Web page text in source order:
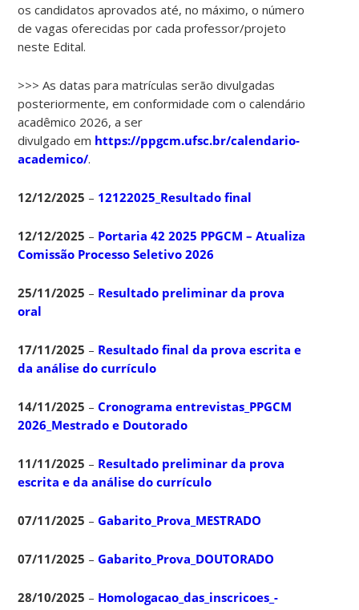
os candidatos aprovados até, no máximo, o número
de vagas oferecidas por cada professor/projeto
neste Edital.
>>> As datas para matrículas serão divulgadas
posteriormente, em conformidade com o calendário
acadêmico 2026, a ser
divulgado em https://ppgcm.ufsc.br/calendario-
academico/.
12/12/2025 – 12122025_Resultado final
12/12/2025 – Portaria 42 2025 PPGCM – Atualiza
Comissão Processo Seletivo 2026
25/11/2025 – Resultado preliminar da prova
oral
17/11/2025 – Resultado final da prova escrita e
da análise do currículo
14/11/2025 –Cronograma entrevistas_PPGCM
2026_Mestrado e Doutorado
11/11/2025 – Resultado preliminar da prova
escrita e da análise do currículo
07/11/2025 –Gabarito_Prova_MESTRADO
07/11/2025 –Gabarito_Prova_DOUTORADO
28/10/2025 – Homologacao_das_inscricoes_-